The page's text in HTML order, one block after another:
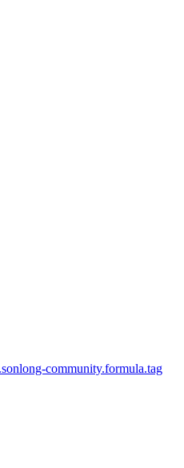
community.formula.tag